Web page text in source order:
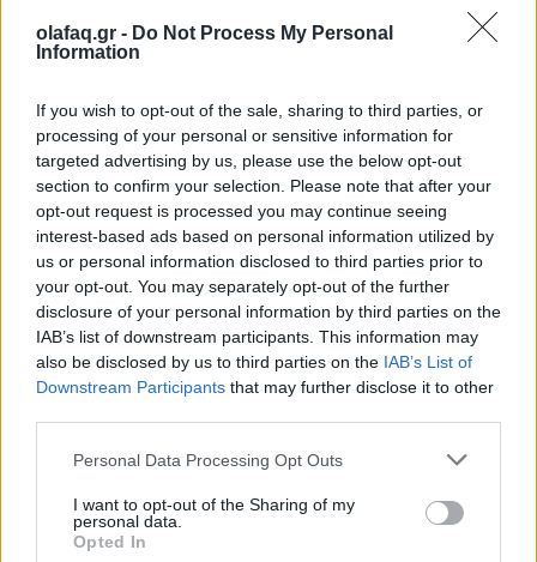
olafaq.gr - Do Not Process My Personal
Information
If you wish to opt-out of the sale, sharing to third parties, or
processing of your personal or sensitive information for
targeted advertising by us, please use the below opt-out
section to confirm your selection. Please note that after your
opt-out request is processed you may continue seeing
interest-based ads based on personal information utilized by
us or personal information disclosed to third parties prior to
your opt-out. You may separately opt-out of the further
disclosure of your personal information by third parties on the
IAB’s list of downstream participants. This information may
also be disclosed by us to third parties on the IAB’s List of
Downstream Participants that may further disclose it to other
Personal Data Processing Opt Outs
I want to opt-out of the Sharing of my
personal data.
Opted In
BBC οδήγησε (επιτέλους) σε 2η και 3η σεζόν
Δέκα χρόνια μετά την κινηματογραφική μίνι σειρά που
σάρωσε υποψηφιότητες για Emmy, ο Τομ Χίντλστον και οι
δημιουργοί εξηγούν γιατί το "The Night Manager" άργησε να
επιστρέψει, πώς γεννήθηκε η 2η σεζόν